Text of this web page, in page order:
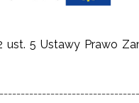
5 Ustawy Prawo